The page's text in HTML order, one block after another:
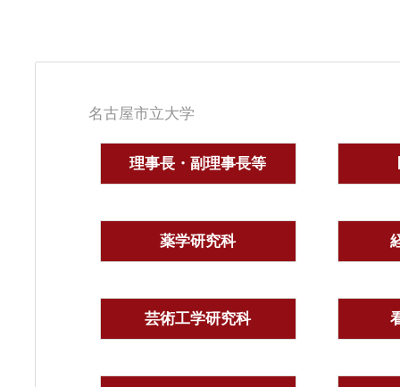
名古屋市立大学
理事長・副理事長等
薬学研究科
芸術工学研究科